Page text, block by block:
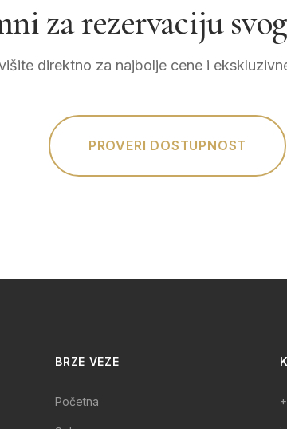
za rezervaciju
direktno za najbolje cene i
PROVERI DOSTUPNOST
BRZE VEZE
Početna